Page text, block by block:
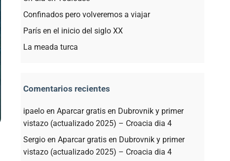
Confinados pero volveremos a viajar
París en el inicio del siglo XX
La meada turca
Comentarios recientes
ipaelo en Aparcar gratis en Dubrovnik y primer
vistazo (actualizado 2025) – Croacia dia 4
Sergio en Aparcar gratis en Dubrovnik y primer
vistazo (actualizado 2025) – Croacia dia 4